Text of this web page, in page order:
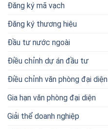
Đăng ký mã vạch
Đăng ký thương hiệu
Đầu tư nước ngoài
Điều chỉnh dự án đầu tư
Điều chỉnh văn phòng đại diện
Gia hạn văn phòng đại diện
Giải thể doanh nghiệp